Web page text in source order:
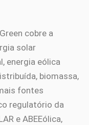
cobre a
solar
energia eólica
biomassa,
fontes
regulatório da
e ABEEólica,